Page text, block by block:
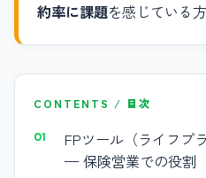
約率に課題を感じている方
CONTENTS / 目次
FPツール（ライフプ
— 保険営業での役割